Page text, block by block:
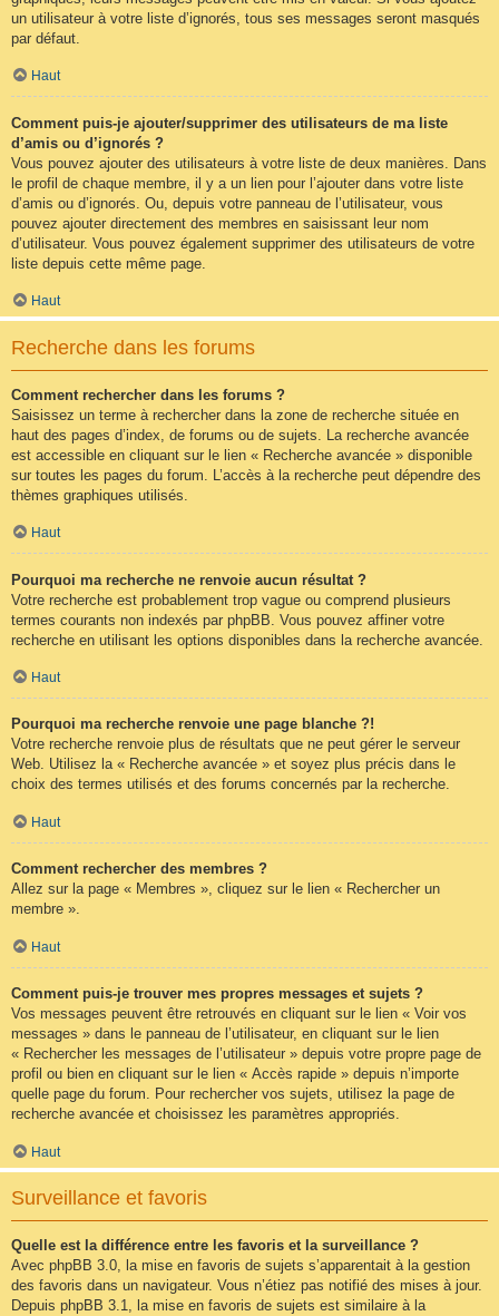
un utilisateur à votre liste d’ignorés, tous ses messages seront masqués
par défaut.
Haut
Comment puis-je ajouter/supprimer des utilisateurs de ma liste
d’amis ou d’ignorés ?
Vous pouvez ajouter des utilisateurs à votre liste de deux manières. Dans
le profil de chaque membre, il y a un lien pour l’ajouter dans votre liste
d’amis ou d’ignorés. Ou, depuis votre panneau de l’utilisateur, vous
pouvez ajouter directement des membres en saisissant leur nom
d’utilisateur. Vous pouvez également supprimer des utilisateurs de votre
liste depuis cette même page.
Haut
Recherche dans les forums
Comment rechercher dans les forums ?
Saisissez un terme à rechercher dans la zone de recherche située en
haut des pages d’index, de forums ou de sujets. La recherche avancée
est accessible en cliquant sur le lien « Recherche avancée » disponible
sur toutes les pages du forum. L’accès à la recherche peut dépendre des
thèmes graphiques utilisés.
Haut
Pourquoi ma recherche ne renvoie aucun résultat ?
Votre recherche est probablement trop vague ou comprend plusieurs
termes courants non indexés par phpBB. Vous pouvez affiner votre
recherche en utilisant les options disponibles dans la recherche avancée.
Haut
Pourquoi ma recherche renvoie une page blanche ?!
Votre recherche renvoie plus de résultats que ne peut gérer le serveur
Web. Utilisez la « Recherche avancée » et soyez plus précis dans le
choix des termes utilisés et des forums concernés par la recherche.
Haut
Comment rechercher des membres ?
Allez sur la page « Membres », cliquez sur le lien « Rechercher un
membre ».
Haut
Comment puis-je trouver mes propres messages et sujets ?
Vos messages peuvent être retrouvés en cliquant sur le lien « Voir vos
messages » dans le panneau de l’utilisateur, en cliquant sur le lien
« Rechercher les messages de l’utilisateur » depuis votre propre page de
profil ou bien en cliquant sur le lien « Accès rapide » depuis n’importe
quelle page du forum. Pour rechercher vos sujets, utilisez la page de
recherche avancée et choisissez les paramètres appropriés.
Haut
Surveillance et favoris
Quelle est la différence entre les favoris et la surveillance ?
Avec phpBB 3.0, la mise en favoris de sujets s’apparentait à la gestion
des favoris dans un navigateur. Vous n’étiez pas notifié des mises à jour.
Depuis phpBB 3.1, la mise en favoris de sujets est similaire à la